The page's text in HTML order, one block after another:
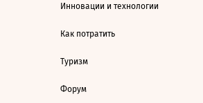
Инновации и технологии
Как потратить
Туризм
Форум